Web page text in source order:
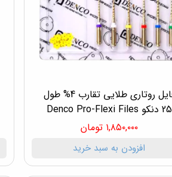
فایل روتاری طلایی تقارب 4% طول
25 دنکو Denco Pro-Flexi Files
۱,۸۵۰,۰۰۰ تومان
افزودن به سبد خرید